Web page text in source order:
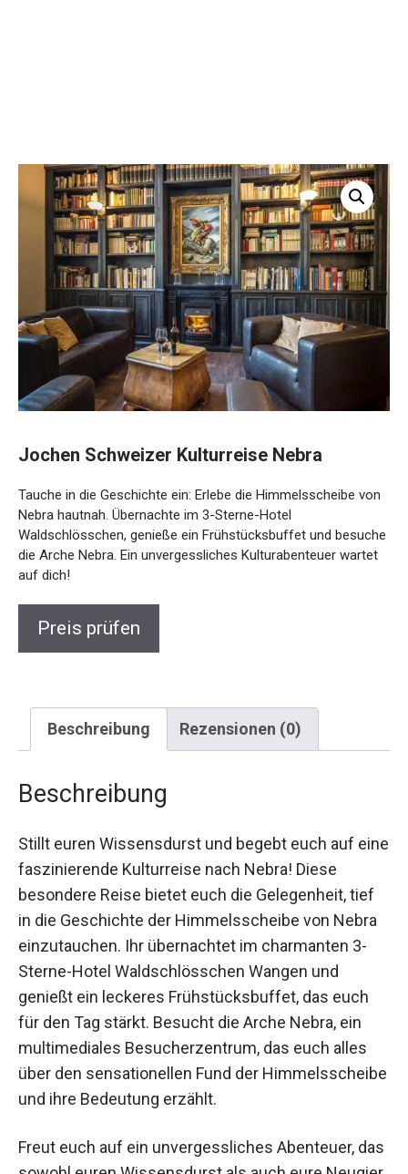
Jochen Schweizer Kulturreise Nebra
Tauche in die Geschichte ein: Erlebe die Himmelsscheibe
von Nebra hautnah. Übernachte im 3-Sterne-Hotel
Waldschlösschen, genieße ein Frühstücksbuffet und
besuche die Arche Nebra. Ein unvergessliches
Kulturabenteuer wartet auf dich!
Preis prüfen
Beschreibung Rezensionen (0)
Beschreibung
Stillt euren Wissensdurst und begebt euch auf
eine faszinierende Kulturreise nach Nebra! Diese
besondere Reise bietet euch die Gelegenheit, tief
in die Geschichte der Himmelsscheibe von
Nebra einzutauchen. Ihr übernachtet im
charmanten 3-Sterne-Hotel Waldschlösschen
Wangen und genießt ein leckeres
Frühstücksbuffet, das euch für den Tag stärkt.
Besucht die Arche Nebra, ein multimediales
Besucherzentrum, das euch alles über den
sensationellen Fund der Himmelsscheibe und
Freut euch auf ein unvergessliches Abenteuer,